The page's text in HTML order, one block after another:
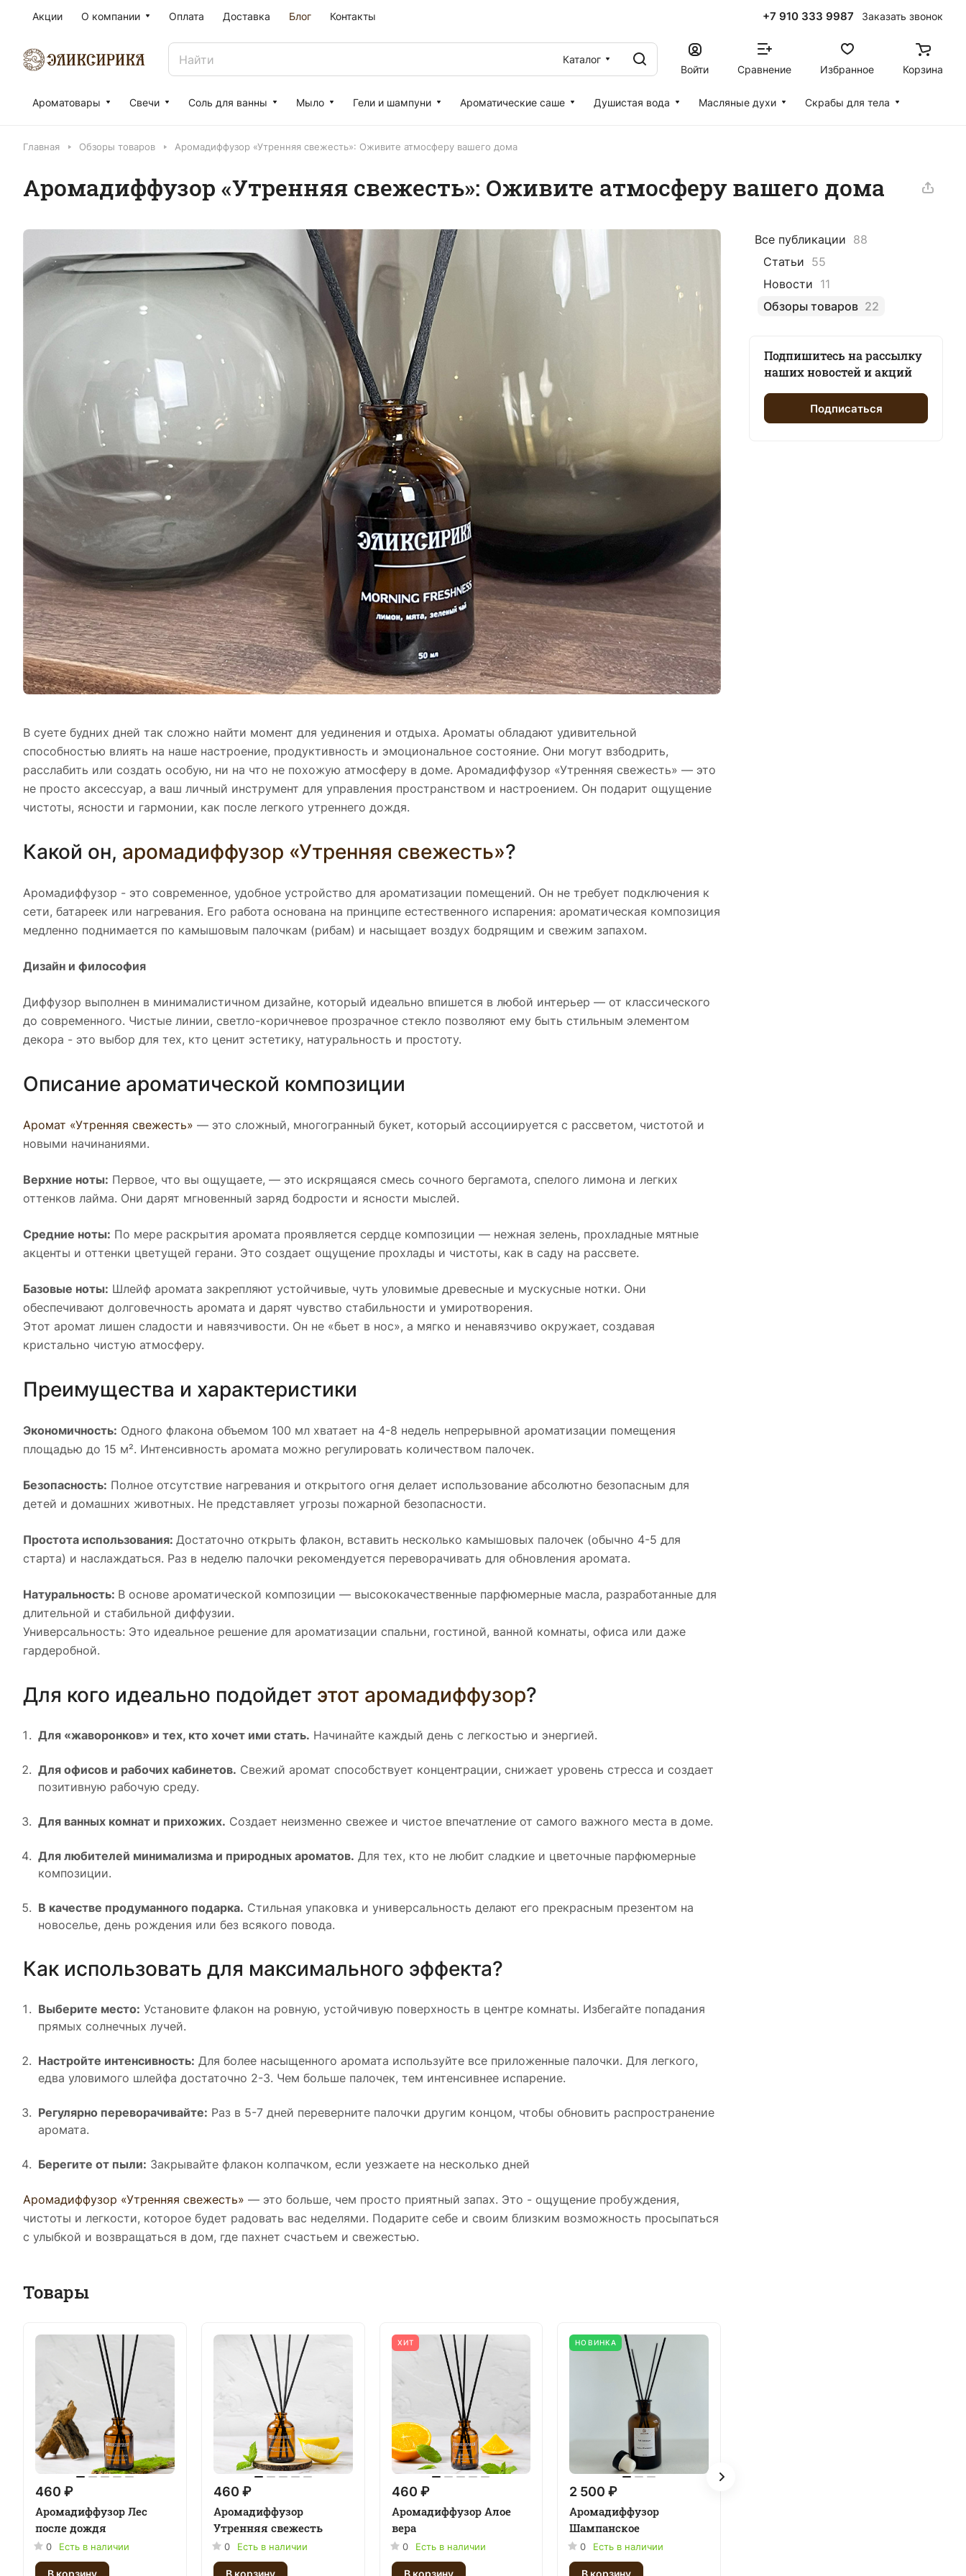
Акции О компании Оплата Доставка Блог Контакты +7 910 333 9987 Заказать звонок
Каталог
Войти
Сравнение Избранное Корзина
Ароматовары Свечи Соль для ванны Мыло Гели и шампуни Ароматические саше Душистая вода Масляные духи Скрабы для тела
Главная Обзоры товаров Аромадиффузор «Утренняя свежесть»: Оживите атмосферу вашего дома
Аромадиффузор «Утренняя свежесть»: Оживите атмосферу вашего дома
В суете будних дней так сложно найти момент для уединения и отдыха. Ароматы обладают удивительной
способностью влиять на наше настроение, продуктивность и эмоциональное состояние. Они могут взбодрить,
расслабить или создать особую, ни на что не похожую атмосферу в доме. Аромадиффузор «Утренняя свежесть» — это
не просто аксессуар, а ваш личный инструмент для управления пространством и настроением. Он подарит ощущение
чистоты, ясности и гармонии, как после легкого утреннего дождя.
Какой он, аромадиффузор «Утренняя свежесть»?
Аромадиффузор - это современное, удобное устройство для ароматизации помещений. Он не требует подключения к
сети, батареек или нагревания. Его работа основана на принципе естественного испарения: ароматическая композиция
медленно поднимается по камышовым палочкам (рибам) и насыщает воздух бодрящим и свежим запахом.
Дизайн и философия
Диффузор выполнен в минималистичном дизайне, который идеально впишется в любой интерьер — от классического
до современного. Чистые линии, светло-коричневое прозрачное стекло позволяют ему быть стильным элементом
декора - это выбор для тех, кто ценит эстетику, натуральность и простоту.
Описание ароматической композиции
Аромат «Утренняя свежесть» — это сложный, многогранный букет, который ассоциируется с рассветом, чистотой и
новыми начинаниями.
Верхние ноты: Первое, что вы ощущаете, — это искрящаяся смесь сочного бергамота, спелого лимона и легких
оттенков лайма. Они дарят мгновенный заряд бодрости и ясности мыслей.
Средние ноты: По мере раскрытия аромата проявляется сердце композиции — нежная зелень, прохладные мятные
акценты и оттенки цветущей герани. Это создает ощущение прохлады и чистоты, как в саду на рассвете.
Базовые ноты: Шлейф аромата закрепляют устойчивые, чуть уловимые древесные и мускусные нотки. Они
обеспечивают долговечность аромата и дарят чувство стабильности и умиротворения.
Этот аромат лишен сладости и навязчивости. Он не «бьет в нос», а мягко и ненавязчиво окружает, создавая
кристально чистую атмосферу.
Преимущества и характеристики
Экономичность: Одного флакона объемом 100 мл хватает на 4-8 недель непрерывной ароматизации помещения
площадью до 15 м². Интенсивность аромата можно регулировать количеством палочек.
Безопасность: Полное отсутствие нагревания и открытого огня делает использование абсолютно безопасным для
детей и домашних животных. Не представляет угрозы пожарной безопасности.
Простота использования: Достаточно открыть флакон, вставить несколько камышовых палочек (обычно 4-5 для
старта) и наслаждаться. Раз в неделю палочки рекомендуется переворачивать для обновления аромата.
Натуральность: В основе ароматической композиции — высококачественные парфюмерные масла, разработанные для
длительной и стабильной диффузии.
Универсальность: Это идеальное решение для ароматизации спальни, гостиной, ванной комнаты, офиса или даже
гардеробной.
Для кого идеально подойдет этот аромадиффузор?
Для «жаворонков» и тех, кто хочет ими стать. Начинайте каждый день с легкостью и энергией.
Для офисов и рабочих кабинетов. Свежий аромат способствует концентрации, снижает уровень стресса и создает
позитивную рабочую среду.
Для ванных комнат и прихожих. Создает неизменно свежее и чистое впечатление от самого важного места в доме.
Для любителей минимализма и природных ароматов. Для тех, кто не любит сладкие и цветочные парфюмерные
композиции.
В качестве продуманного подарка. Стильная упаковка и универсальность делают его прекрасным презентом на
новоселье, день рождения или без всякого повода.
Как использовать для максимального эффекта?
Выберите место: Установите флакон на ровную, устойчивую поверхность в центре комнаты. Избегайте попадания
прямых солнечных лучей.
Настройте интенсивность: Для более насыщенного аромата используйте все приложенные палочки. Для легкого,
едва уловимого шлейфа достаточно 2-3. Чем больше палочек, тем интенсивнее испарение.
Регулярно переворачивайте: Раз в 5-7 дней переверните палочки другим концом, чтобы обновить распространение
аромата.
Берегите от пыли: Закрывайте флакон колпачком, если уезжаете на несколько дней
Аромадиффузор «Утренняя свежесть» — это больше, чем просто приятный запах. Это - ощущение пробуждения,
чистоты и легкости, которое будет радовать вас неделями. Подарите себе и своим близким возможность просыпаться
с улыбкой и возвращаться в дом, где пахнет счастьем и свежестью.
Товары
460 ₽
Аромадиффузор Лес
после дождя
0 Есть в наличии
460 ₽
Аромадиффузор
Утренняя свежесть
0 Есть в наличии
ХИТ
460 ₽
Аромадиффузор Алое
вера
0 Есть в наличии
НОВИНКА
2 500 ₽
Аромадиффузор
Шампанское
0 Есть в наличии
Все публикации 88
Статьи 55
Новости 11
Обзоры товаров 22
Подпишитесь на рассылку
наших новостей и акций
Подписаться